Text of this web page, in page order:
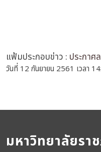
แฟ้มประกอบข่าว : ประกา
วันที่ 12 กันยายน 2561 เวลา
มหาวิทยาลัยรา